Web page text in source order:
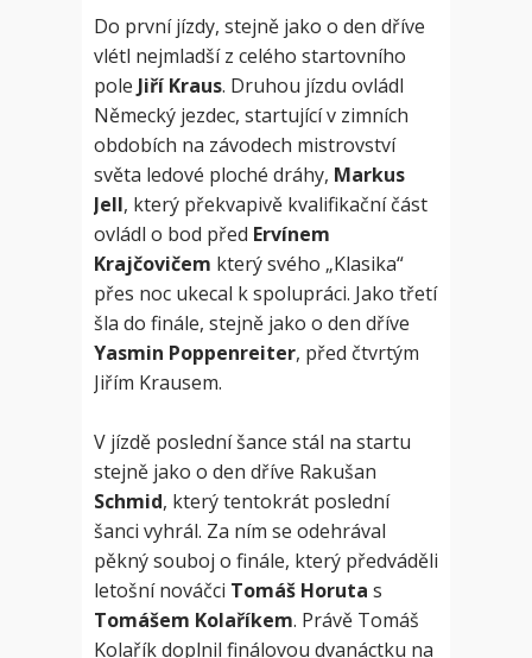
Do první jízdy, stejně jako o den dříve
vlétl nejmladší z celého startovního
pole Jiří Kraus. Druhou jízdu ovládl
Německý jezdec, startující v zimních
obdobích na závodech mistrovství
světa ledové ploché dráhy, Markus
Jell, který překvapivě kvalifikační část
ovládl o bod před Ervínem
Krajčovičem který svého „Klasika“
přes noc ukecal k spolupráci. Jako třetí
šla do finále, stejně jako o den dříve
Yasmin Poppenreiter, před čtvrtým
Jiřím Krausem.
V jízdě poslední šance stál na startu
stejně jako o den dříve Rakušan
Schmid, který tentokrát poslední
šanci vyhrál. Za ním se odehrával
pěkný souboj o finále, který předváděli
letošní nováčci Tomáš Horuta s
Tomášem Kolaříkem. Právě Tomáš
Kolařík doplnil finálovou dvanáctku na